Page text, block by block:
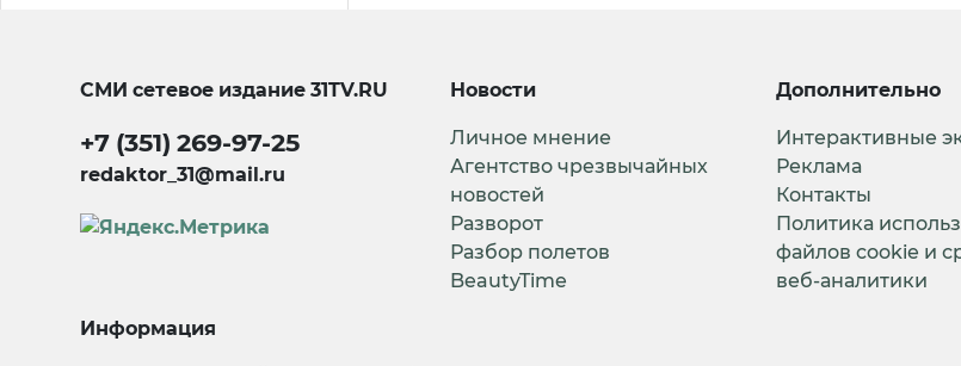
СМИ сетевое издание31TV.RU
+7 (351) 269-97-25
redaktor_31@mail.ru
Новости
Личное мнение
Агентство чрезвычайных
новостей
Разворот
Разбор полетов
BeautyTime
Дополнительно
Интерактивные
Реклама
Контакты
Политика
файлов cookie и
веб-аналитики
Информация